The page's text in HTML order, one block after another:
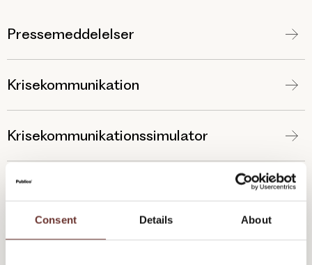
Consent Details About
Pressemeddelelser
Krisekommunikation
Krisekommunikationssimulator
Medie- og budskabstræning
Medie- og budskabstræning for forskere